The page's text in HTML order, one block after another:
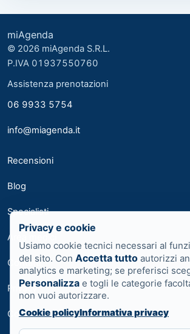
miAgenda
© 2026 miAgenda S.R.L.
P.IVA 01937550760
Assistenza prenotazioni
06 9933 5754
info@miagenda.it
Recensioni
Blog
Specialisti
Area medici
Contatti
Privacy
Cookie
Privacy e cookie
Usiamo cookie tecnici necessari al
del sito. Con Accetta tutto autorizzi
analytics e marketing; se preferisci
Personalizza e togli le categorie
non vuoi autorizzare.
Cookie policyInformativa privacy